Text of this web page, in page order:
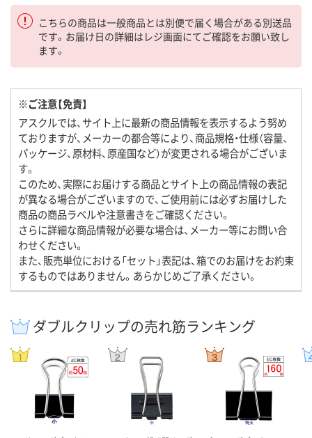
こちらの商品は一般商品とは別便で届く場合がある別送品
です。お届け日の詳細はレジ画面にてご確認をお願い致し
ます。
※ご注意【免責】
アスクルでは、サイト上に最新の商品情報を表示するよう努め
ておりますが、メーカーの都合等により、商品規格・仕様（容量、
パッケージ、原材料、原産国など）が変更される場合がございま
す。
このため、実際にお届けする商品とサイト上の商品情報の表記
が異なる場合がございますので、ご使用前には必ずお届けした
商品の商品ラベルや注意書きをご確認ください。
さらに詳細な商品情報が必要な場合は、メーカー等にお問い合
わせください。
また、販売単位における「セット」表記は、箱でのお届けをお約束
するものではありません。あらかじめご了承ください。
ダブルクリップの売れ筋ランキング